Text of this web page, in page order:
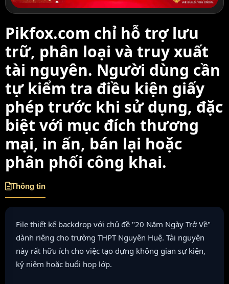
Pikfox.com chỉ hỗ trợ lưu
trữ, phân loại và truy xuất
tài nguyên. Người dùng cần
tự kiểm tra điều kiện giấy
phép trước khi sử dụng, đặc
biệt với mục đích thương
mại, in ấn, bán lại hoặc
phân phối công khai.
Thông tin
File thiết kế backdrop với chủ đề "20 Năm Ngày Trở Về"
dành riêng cho trường THPT Nguyễn Huệ. Tài nguyên
này rất hữu ích cho việc tạo dựng không gian sự kiện,
kỷ niệm hoặc buổi họp lớp.